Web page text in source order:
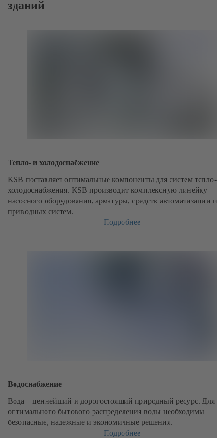
зданий
Тепло- и холодоснабжение
KSB поставляет оптимальные компоненты для систем
холодоснабжения. KSB производит комплексную линейку
насосного оборудования, арматуры, средств автоматизации и
приводных систем.
Подробнее
Водоснабжение
Вода – ценнейший и дорогостоящий природный ресурс. Для
оптимального бытового распределения воды необходимы
безопасные, надежные и экономичные решения.
Подробнее